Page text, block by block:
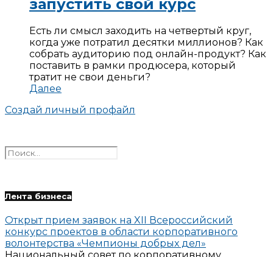
запустить свой курс
Есть ли смысл заходить на четвертый круг,
когда уже потратил десятки миллионов? Как
собрать аудиторию под онлайн-продукт? Как
поставить в рамки продюсера, который
тратит не свои деньги?
Далее
Создай личный профайл
Лента бизнеса
Открыт прием заявок на XII Всероссийский
конкурс проектов в области корпоративного
волонтерства «Чемпионы добрых дел»